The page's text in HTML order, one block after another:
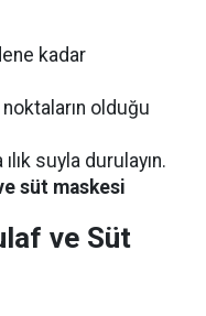
kadar
noktaların olduğu
suyla durulayın.
süt maskesi
ve Süt